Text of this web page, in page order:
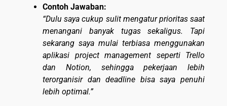
Contoh Jawaban:
“Dulu saya cukup sulit mengatur prioritas saat
menangani banyak tugas sekaligus. Tapi
sekarang saya mulai terbiasa menggunakan
aplikasi project management seperti Trello
dan Notion, sehingga pekerjaan lebih
terorganisir dan deadline bisa saya penuhi
lebih optimal.”